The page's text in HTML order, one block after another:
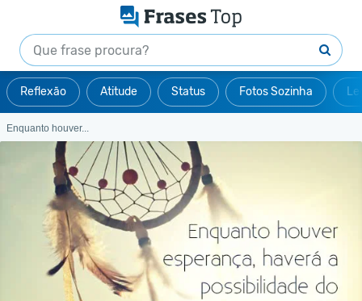
Reflexão Atitude Status Fotos Sozinha
Enquanto houver...